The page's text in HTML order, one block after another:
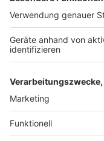
wettbewerbsfähig
IHK. Das gehe nur
sicherer und
glaubwürdige und